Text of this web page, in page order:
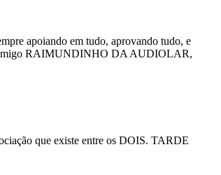
apoiando em tudo, aprovando tudo, e
amigo RAIMUNDINHO DA AUDIOLAR,
que existe entre os DOIS. TARDE